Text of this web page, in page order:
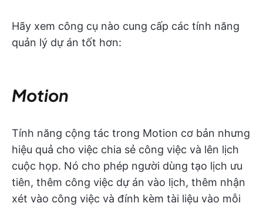
Hãy xem công cụ nào cung cấp các tính năng
quản lý dự án tốt hơn:
Motion
Tính năng cộng tác trong Motion cơ bản nhưng
hiệu quả cho việc chia sẻ công việc và lên lịch
cuộc họp. Nó cho phép người dùng tạo lịch ưu
tiên, thêm công việc dự án vào lịch, thêm nhận
xét vào công việc và đính kèm tài liệu vào mỗi